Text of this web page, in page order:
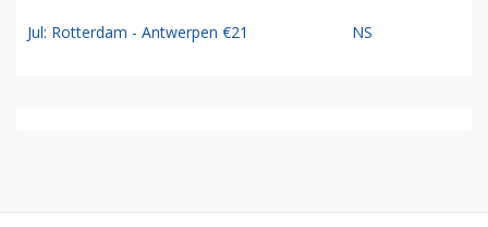
Jul: Rotterdam - Antwerpen €21 NS